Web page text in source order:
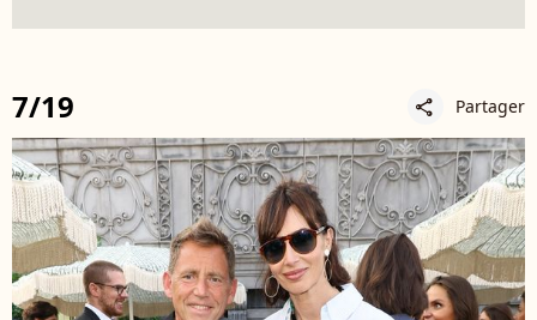
7/19 share Partager